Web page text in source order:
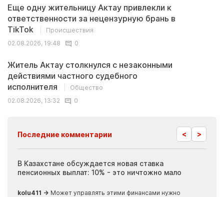
Еще одну жительницу Актау привлекли к
ответственности за нецензурную брань в
TikTok
Происшествия
02.08.2026, 19:48
0
Житель Актау столкнулся с незаконными
действиями частного судебного
исполнителя
Общество
02.08.2026, 13:32
0
Последние комментарии < >
В Казахстане обсуждается новая ставка
пенсионных выплат: 10% - это ничтожно мало
kolu411 → Может управлять этими финансами нужно